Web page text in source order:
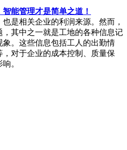
能管理才是简单之道！
是相关企业的利润来源。然而，
其中之一就是工地的各种信息记
。这些信息包括工人的出勤情
对于企业的成本控制、质量保
。